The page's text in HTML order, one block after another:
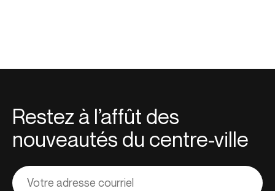
Restez à l’affût des
nouveautés du centre-ville
Adresse
courriel